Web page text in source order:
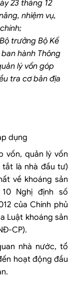
23 tháng 12
nhiệm vụ,
trưởng Bộ Kế
hành Thông
lý vốn góp
tra cơ bản địa
dụng
vốn, quản lý vốn
là nhà đầu tư)
về khoáng sản
Nghị định số
của Chính phủ
Luật khoáng sản
CP).
nhà nước, tổ
hoạt động đầu